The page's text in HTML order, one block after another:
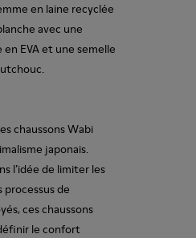
en laine recyclée
avec une
EVA et une semelle
chaussons Wabi
japonais.
l’idée de limiter les
de
ces chaussons
le confort